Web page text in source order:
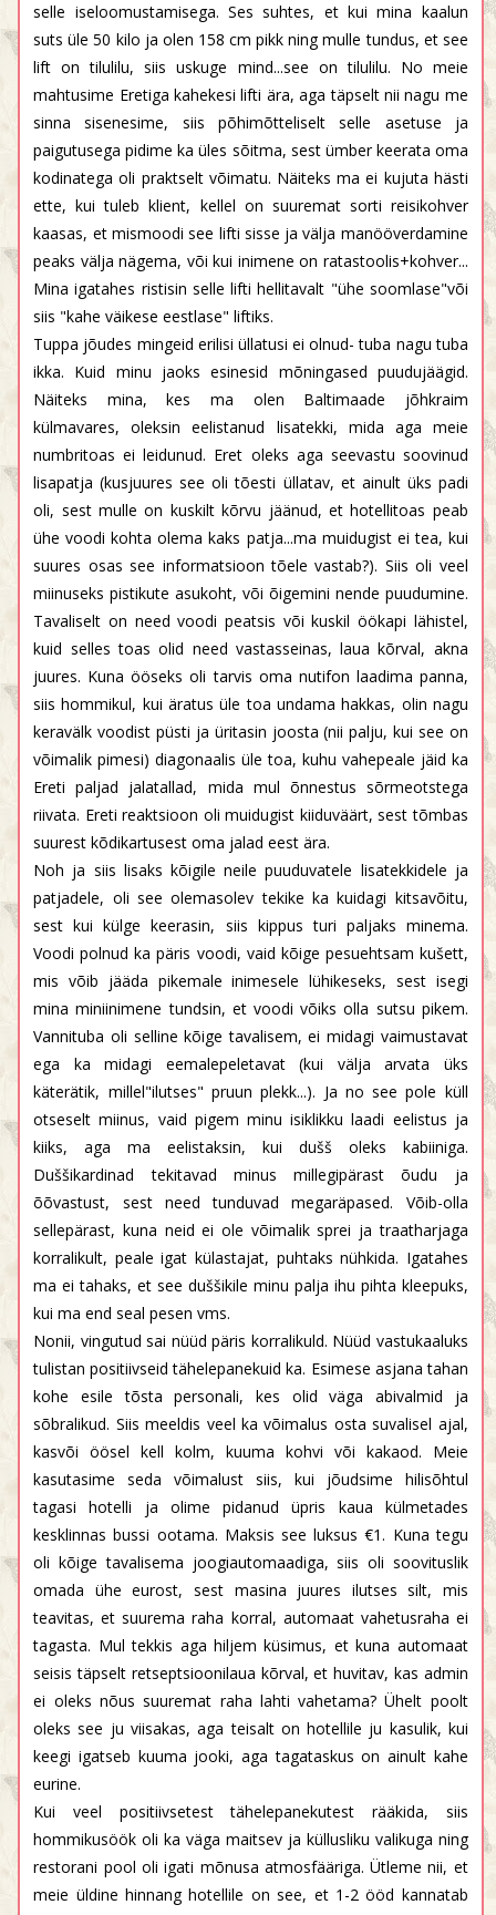
selle iseloomustamisega. Ses suhtes, et kui mina kaalun
suts üle 50 kilo ja olen 158 cm pikk ning mulle tundus, et see
lift on tilulilu, siis uskuge mind...see on tilulilu. No meie
mahtusime Eretiga kahekesi lifti ära, aga täpselt nii nagu me
sinna sisenesime, siis põhimõtteliselt selle asetuse ja
paigutusega pidime ka üles sõitma, sest ümber keerata oma
kodinatega oli praktselt võimatu. Näiteks ma ei kujuta hästi
ette, kui tuleb klient, kellel on suuremat sorti reisikohver
kaasas, et mismoodi see lifti sisse ja välja manööverdamine
peaks välja nägema, või kui inimene on ratastoolis+kohver...
Mina igatahes ristisin selle lifti hellitavalt "ühe soomlase"või
siis "kahe väikese eestlase" liftiks.
Tuppa jõudes mingeid erilisi üllatusi ei olnud- tuba nagu tuba
ikka. Kuid minu jaoks esinesid mõningased puudujäägid.
Näiteks mina, kes ma olen Baltimaade jõhkraim
külmavares, oleksin eelistanud lisatekki, mida aga meie
numbritoas ei leidunud. Eret oleks aga seevastu soovinud
lisapatja (kusjuures see oli tõesti üllatav, et ainult üks padi
oli, sest mulle on kuskilt kõrvu jäänud, et hotellitoas peab
ühe voodi kohta olema kaks patja...ma muidugist ei tea, kui
suures osas see informatsioon tõele vastab?). Siis oli veel
miinuseks pistikute asukoht, või õigemini nende puudumine.
Tavaliselt on need voodi peatsis või kuskil öökapi lähistel,
kuid selles toas olid need vastasseinas, laua kõrval, akna
juures. Kuna ööseks oli tarvis oma nutifon laadima panna,
siis hommikul, kui äratus üle toa undama hakkas, olin nagu
keravälk voodist püsti ja üritasin joosta (nii palju, kui see on
võimalik pimesi) diagonaalis üle toa, kuhu vahepeale jäid ka
Ereti paljad jalatallad, mida mul õnnestus sõrmeotstega
riivata. Ereti reaktsioon oli muidugist kiiduväärt, sest tõmbas
suurest kõdikartusest oma jalad eest ära.
Noh ja siis lisaks kõigile neile puuduvatele lisatekkidele ja
patjadele, oli see olemasolev tekike ka kuidagi kitsavõitu,
sest kui külge keerasin, siis kippus turi paljaks minema.
Voodi polnud ka päris voodi, vaid kõige pesuehtsam kušett,
mis võib jääda pikemale inimesele lühikeseks, sest isegi
mina miniinimene tundsin, et voodi võiks olla sutsu pikem.
Vannituba oli selline kõige tavalisem, ei midagi vaimustavat
ega ka midagi eemalepeletavat (kui välja arvata üks
käterätik, millel"ilutses" pruun plekk...). Ja no see pole küll
otseselt miinus, vaid pigem minu isiklikku laadi eelistus ja
kiiks, aga ma eelistaksin, kui dušš oleks kabiiniga.
Duššikardinad tekitavad minus millegipärast õudu ja
õõvastust, sest need tunduvad megaräpased. Võib-olla
sellepärast, kuna neid ei ole võimalik sprei ja traatharjaga
korralikult, peale igat külastajat, puhtaks nühkida. Igatahes
ma ei tahaks, et see duššikile minu palja ihu pihta kleepuks,
kui ma end seal pesen vms.
Nonii, vingutud sai nüüd päris korralikuld. Nüüd vastukaaluks
tulistan positiivseid tähelepanekuid ka. Esimese asjana tahan
kohe esile tõsta personali, kes olid väga abivalmid ja
sõbralikud. Siis meeldis veel ka võimalus osta suvalisel ajal,
kasvõi öösel kell kolm, kuuma kohvi või kakaod. Meie
kasutasime seda võimalust siis, kui jõudsime hilisõhtul
tagasi hotelli ja olime pidanud üpris kaua külmetades
kesklinnas bussi ootama. Maksis see luksus €1. Kuna tegu
oli kõige tavalisema joogiautomaadiga, siis oli soovituslik
omada ühe eurost, sest masina juures ilutses silt, mis
teavitas, et suurema raha korral, automaat vahetusraha ei
tagasta. Mul tekkis aga hiljem küsimus, et kuna automaat
seisis täpselt retseptsioonilaua kõrval, et huvitav, kas admin
ei oleks nõus suuremat raha lahti vahetama? Ühelt poolt
oleks see ju viisakas, aga teisalt on hotellile ju kasulik, kui
keegi igatseb kuuma jooki, aga tagataskus on ainult kahe
eurine.
Kui veel positiivsetest tähelepanekutest rääkida, siis
hommikusöök oli ka väga maitsev ja küllusliku valikuga ning
restorani pool oli igati mõnusa atmosfääriga. Ütleme nii, et
meie üldine hinnang hotellile on see, et 1-2 ööd kannatab